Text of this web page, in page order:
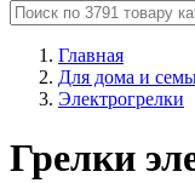
Главная
Для дома и
Электрогрелки
Грелки